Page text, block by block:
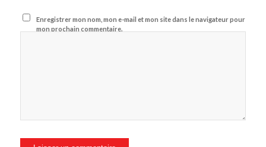
Enregistrer mon nom, mon e-mail et mon site dans le navigateur pour
mon prochain commentaire.